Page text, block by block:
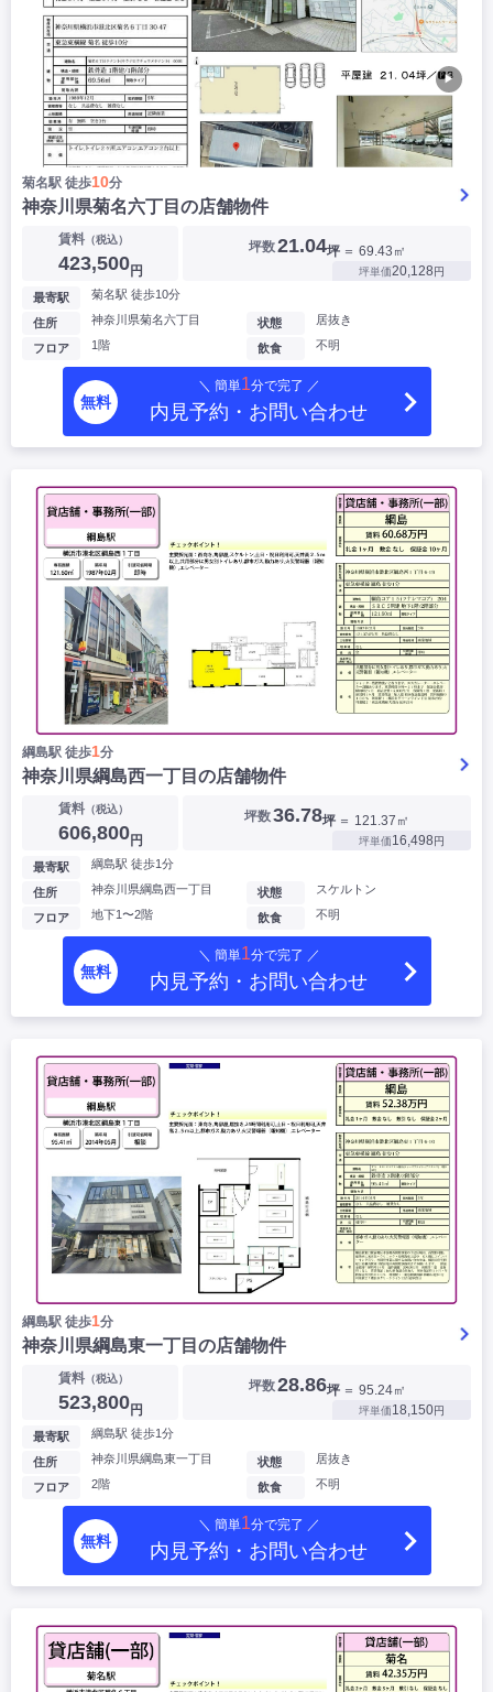
▶
菊名駅 徒歩10分
神奈川県菊名六丁目の店舗物件
賃料（税込）
423,500円
坪数21.04坪 ＝ 69.43㎡
坪単価20,128円
最寄駅 菊名駅 徒歩10分
住所 神奈川県菊名六丁目
フロア 1階
状態 居抜き
飲食 不明
無料
＼ 簡単1分で完了 ／
内見予約・お問い合わせ
綱島駅 徒歩1分
神奈川県綱島西一丁目の店舗物件
賃料（税込）
606,800円
坪数36.78坪 ＝ 121.37㎡
坪単価16,498円
最寄駅 綱島駅 徒歩1分
住所 神奈川県綱島西一丁目
フロア 地下1〜2階
状態 スケルトン
飲食 不明
無料
＼ 簡単1分で完了 ／
内見予約・お問い合わせ
綱島駅 徒歩1分
神奈川県綱島東一丁目の店舗物件
賃料（税込）
523,800円
坪数28.86坪 ＝ 95.24㎡
坪単価18,150円
最寄駅 綱島駅 徒歩1分
住所 神奈川県綱島東一丁目
フロア 2階
状態 居抜き
飲食 不明
無料
＼ 簡単1分で完了 ／
内見予約・お問い合わせ